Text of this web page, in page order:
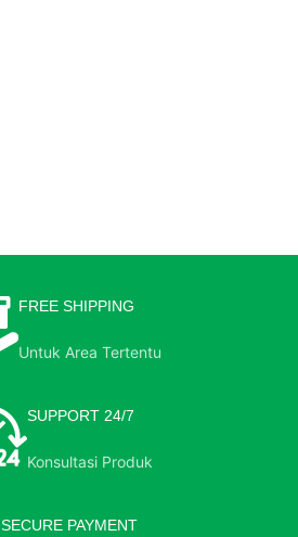
FREE SHIPPING
Untuk Area Tertentu
SUPPORT 24/7
Konsultasi Produk
SECURE PAYMENT